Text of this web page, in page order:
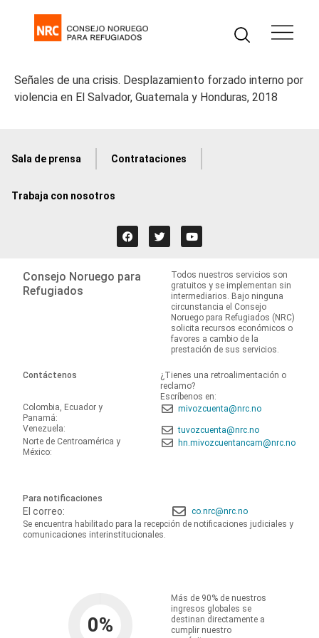
Señales de una crisis. Desplazamiento forzado interno por
violencia en El Salvador, Guatemala y Honduras, 2018
Sala de prensa Contrataciones
Trabaja con nosotros
Consejo Noruego para
Refugiados
Todos nuestros servicios son
gratuitos y se implementan sin
intermediarios. Bajo ninguna
circunstancia el Consejo
Noruego para Refugiados (NRC)
solicita recursos económicos o
favores a cambio de la
prestación de sus servicios.
Contáctenos
¿Tienes una retroalimentación o
reclamo?
Escríbenos en:
Colombia, Ecuador y
Panamá:
mivozcuenta@nrc.no
Venezuela:
tuvozcuenta@nrc.no
Norte de Centroamérica y
México:
hn.mivozcuentancam@nrc.no
Para notificaciones
El correo:
co.nrc@nrc.no
Se encuentra habilitado para la recepción de notificaciones judiciales y
comunicaciones interinstitucionales.
0%
Más de 90% de nuestros
ingresos globales se
destinan directamente a
cumplir nuestro